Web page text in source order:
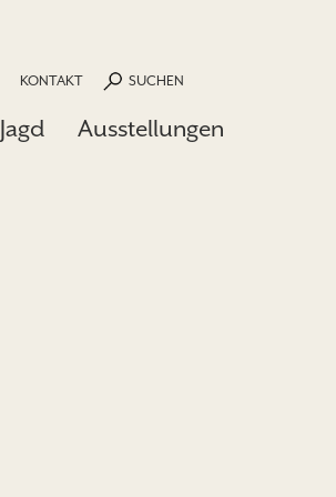
SUCHEN
KONTAKT
Jagd Ausstellungen